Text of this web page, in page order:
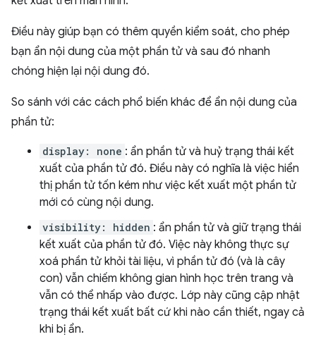
Điều này giúp bạn có thêm quyền kiểm soát, cho phép
bạn ẩn nội dung của một phần tử và sau đó nhanh
chóng hiện lại nội dung đó.
So sánh với các cách phổ biến khác để ẩn nội dung của
phần tử:
display: none : ẩn phần tử và huỷ trạng thái kết
xuất của phần tử đó. Điều này có nghĩa là việc hiển
thị phần tử tốn kém như việc kết xuất một phần tử
mới có cùng nội dung.
visibility: hidden : ẩn phần tử và giữ trạng thái
kết xuất của phần tử đó. Việc này không thực sự
xoá phần tử khỏi tài liệu, vì phần tử đó (và là cây
con) vẫn chiếm không gian hình học trên trang và
vẫn có thể nhấp vào được. Lớp này cũng cập nhật
trạng thái kết xuất bất cứ khi nào cần thiết, ngay cả
khi bị ẩn.